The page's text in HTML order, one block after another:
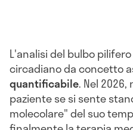
L'analisi del bulbo
circadiano da concetto
quantificabile. Nel
paziente se si sente
molecolare" del suo